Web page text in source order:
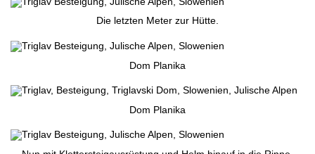
Die letzten Meter zur Hütte.
Dom Planika
Dom Planika